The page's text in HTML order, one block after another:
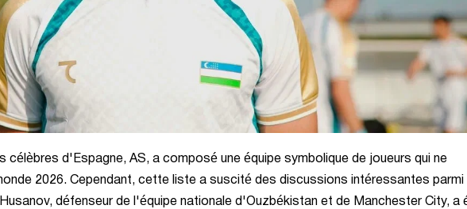
célèbres d'Espagne, AS, a composé une équipe symbolique de joueurs qui ne
2026. Cependant, cette liste a suscité des discussions intéressantes parmi
défenseur de l'équipe nationale d'Ouzbékistan et de Manchester City, a